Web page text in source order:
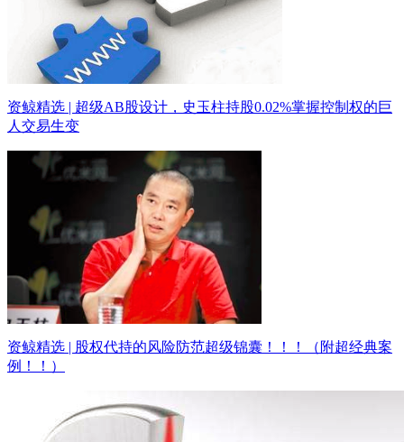
资鲸精选 | 超级AB股设计，史玉柱持股0.02%掌握控制权的巨
人交易生变
资鲸精选 | 股权代持的风险防范超级锦囊！！！（附超经典案
例！！）